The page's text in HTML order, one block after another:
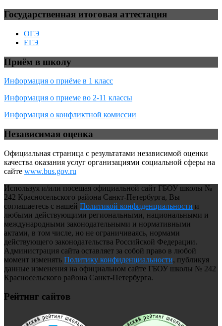
Государственная итоговая аттестация
ОГЭ
ЕГЭ
Приём в школу
Информация о приёме в 1 класс
Информация о приеме во 2-11 классы
Информация о конфликтной комиссии
Независимая оценка
Официальная страница с результатами независимой оценки
качества оказания услуг организациями социальной сферы на
сайте www.bus.gov.ru
Используя и/или посещая официальной сайт ГБОУ школы №
242 Красносельского района Санкт-Петербурга, Вы
соглашаетесь с нашей Политикой конфиденциальности и
любыми действующими региональными, национальными и
международными законодательными и нормативными
актами, в том числе, но не ограничиваясь, нормами
действующего законодательства Российской Федерации.
Администрация сайта оставляет за собой право в любой
момент изменять Политику конфиденциальности, публикуя
данные изменения на официальном сайте ГБОУ школы № 242
Красносельского района Санкт-Петербурга.
Рейтинг сайтов